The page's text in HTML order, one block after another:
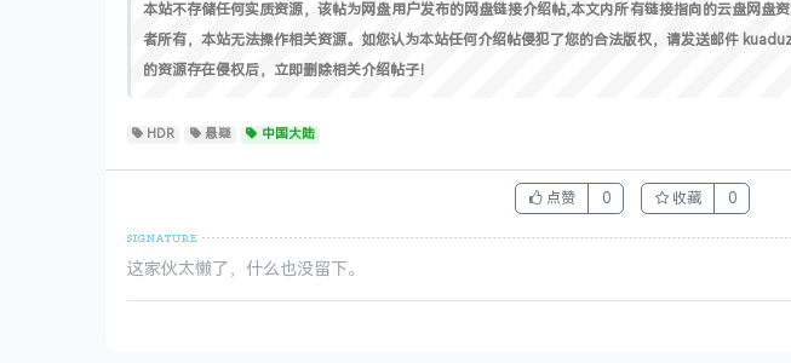
本站不存储任何实质资源，该帖为网盘用户发布的网盘链接介绍帖,本文内所有链接指向的云盘网盘
者所有，本站无法操作相关资源。如您认为本站任何介绍帖侵犯了您的合法版权，请发送邮件
的资源存在侵权后，立即删除相关介绍帖子！
HDR 悬疑 中国大陆
点赞 0 收藏 0
这家伙太懒了，什么也没留下。